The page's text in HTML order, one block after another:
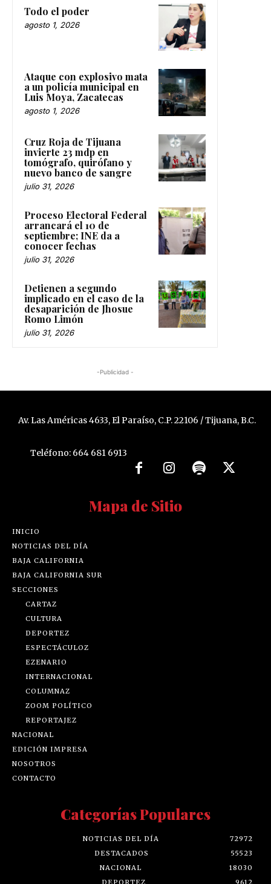
Todo el poder
agosto 1, 2026
Ataque con explosivo mata
a un policía municipal en
Luis Moya, Zacatecas
agosto 1, 2026
Cruz Roja de Tijuana
invierte 23 mdp en
tomógrafo, quirófano y
nuevo banco de sangre
julio 31, 2026
Proceso Electoral Federal
arrancará el 10 de
septiembre; INE da a
conocer fechas
julio 31, 2026
Detienen a segundo
implicado en el caso de la
desaparición de Jhosue
Romo Limón
julio 31, 2026
-Publicidad -
Av. Las Américas 4633, El Paraíso, C.P. 22106 / Tijuana, B.C.
Teléfono: 664 681 6913
Mapa de Sitio
INICIO
NOTICIAS DEL DÍA
BAJA CALIFORNIA
BAJA CALIFORNIA SUR
SECCIONES
CARTAZ
CULTURA
DEPORTEZ
ESPECTÁCULOZ
EZENARIO
INTERNACIONAL
COLUMNAZ
ZOOM POLÍTICO
REPORTAJEZ
NACIONAL
EDICIÓN IMPRESA
NOSOTROS
CONTACTO
Categorías Populares
NOTICIAS DEL DÍA
72972
DESTACADOS
55523
NACIONAL
18030
DEPORTEZ
9612